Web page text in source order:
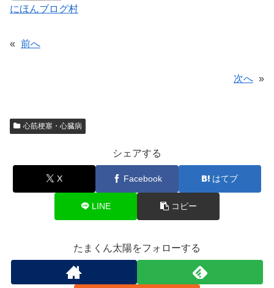
にほんブログ村
« 前へ
次へ »
心筋梗塞・心臓病
シェアする
X Facebook はてブ
LINE コピー
たまくん太陽をフォローする